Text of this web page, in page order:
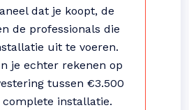
dat je koopt, de
de professionals die
uit te voeren.
je echter rekenen op
tussen €3.500
installatie.